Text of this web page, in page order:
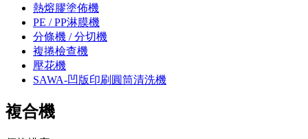
熱熔膠塗佈機
PE / PP淋膜機
分條機 / 分切機
複捲檢查機
壓花機
SAWA-凹版印刷圓筒清洗機
複合機